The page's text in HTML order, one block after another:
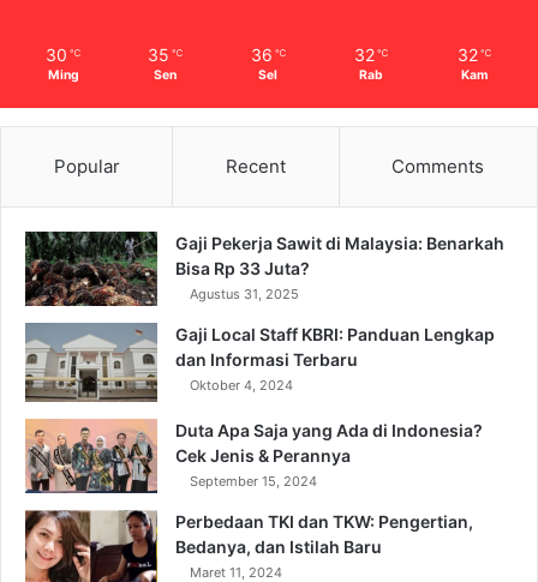
30 ℃
Ming
35 ℃
Sen
36 ℃
Sel
32 ℃
Rab
32 ℃
Kam
Popular Recent Comments
Gaji Pekerja Sawit di Malaysia: Benarkah
Bisa Rp 33 Juta?
Agustus 31, 2025
Gaji Local Staff KBRI: Panduan Lengkap
dan Informasi Terbaru
Oktober 4, 2024
Duta Apa Saja yang Ada di Indonesia?
Cek Jenis & Perannya
September 15, 2024
Perbedaan TKI dan TKW: Pengertian,
Bedanya, dan Istilah Baru
Maret 11, 2024